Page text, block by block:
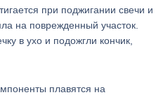
при поджигании свечи и
на поврежденный участок.
в ухо и подожгли кончик,
плавятся на